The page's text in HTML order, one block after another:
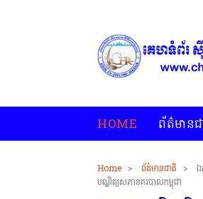
HOME ព័ត៌មាន
Home > ព័ត៌មានជាតិ >
ឯ
បណ្ឌិត្យសភានគរបាលកម្ពុជា